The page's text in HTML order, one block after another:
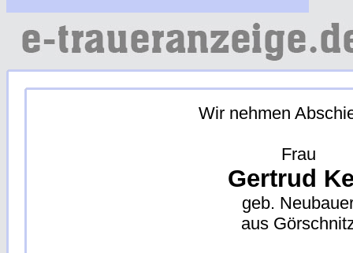
Wir nehmen
Frau
Gertrud
geb.
aus